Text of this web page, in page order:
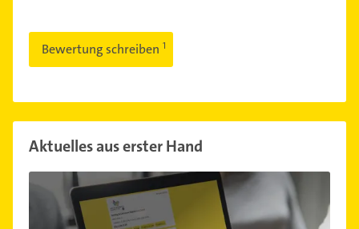
Bewertung schreiben
Aktuelles aus erster Hand